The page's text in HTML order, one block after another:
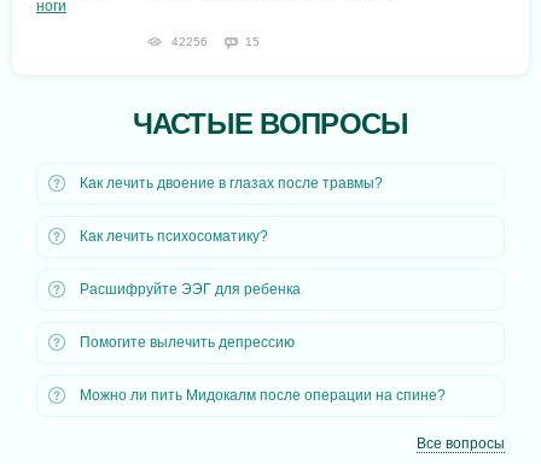
42256 15
ЧАСТЫЕ ВОПРОСЫ
Как лечить двоение в глазах после травмы?
Как лечить психосоматику?
Расшифруйте ЭЭГ для ребенка
Помогите вылечить депрессию
Можно ли пить Мидокалм после операции на спине?
Все вопросы